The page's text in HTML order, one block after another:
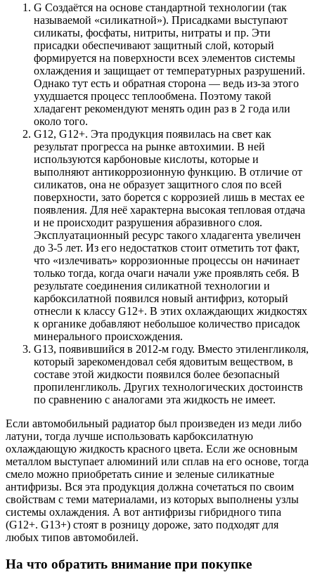
G Создаётся на основе стандартной технологии (так
называемой «силикатной»). Присадками выступают
силикаты, фосфаты, нитриты, нитраты и пр. Эти
присадки обеспечивают защитный слой, который
формируется на поверхности всех элементов системы
охлаждения и защищает от температурных разрушений.
Однако тут есть и обратная сторона — ведь из-за этого
ухудшается процесс теплообмена. Поэтому такой
хладагент рекомендуют менять один раз в 2 года или
около того.
G12, G12+. Эта продукция появилась на свет как
результат прогресса на рынке автохимии. В ней
используются карбоновые кислоты, которые и
выполняют антикоррозионную функцию. В отличие от
силикатов, она не образует защитного слоя по всей
поверхности, зато борется с коррозией лишь в местах ее
появления. Для неё характерна высокая тепловая отдача
и не происходит разрушения абразивного слоя.
Эксплуатационный ресурс такого хладагента увеличен
до 3-5 лет. Из его недостатков стоит отметить тот факт,
что «излечивать» коррозионные процессы он начинает
только тогда, когда очаги начали уже проявлять себя. В
результате соединения силикатной технологии и
карбоксилатной появился новый антифриз, который
отнесли к классу G12+. В этих охлаждающих жидкостях
к органике добавляют небольшое количество присадок
минерального происхождения.
G13, появившийся в 2012-м году. Вместо этиленгликоля,
который зарекомендовал себя ядовитым веществом, в
составе этой жидкости появился более безопасный
пропиленгликоль. Других технологических достоинств
по сравнению с аналогами эта жидкость не имеет.
Если автомобильный радиатор был произведен из меди либо
латуни, тогда лучше использовать карбоксилатную
охлаждающую жидкость красного цвета. Если же основным
металлом выступает алюминий или сплав на его основе, тогда
смело можно приобретать синие и зеленые силикатные
антифризы. Вся эта продукция должна сочетаться по своим
свойствам с теми материалами, из которых выполнены узлы
системы охлаждения. А вот антифризы гибридного типа
(G12+. G13+) стоят в розницу дороже, зато подходят для
любых типов автомобилей.
На что обратить внимание при покупке